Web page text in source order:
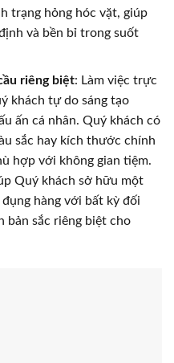
trạng hỏng hóc vặt, giúp
và bền bỉ trong suốt
riêng biệt: Làm việc trực
khách tự do sáng tạo
ấn cá nhân. Quý khách có
sắc hay kích thước chính
hợp với không gian tiệm.
Quý khách sở hữu một
hàng với bất kỳ đối
bản sắc riêng biệt cho